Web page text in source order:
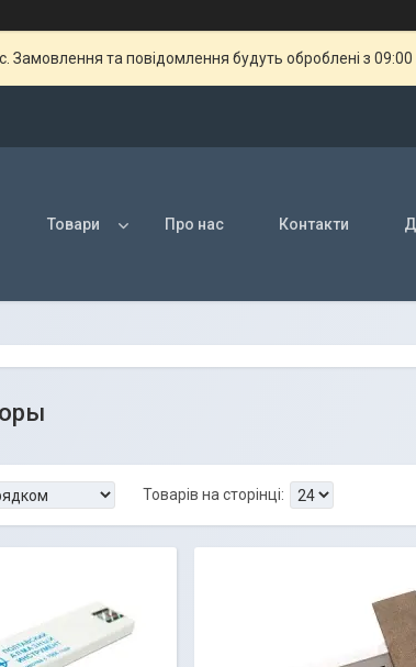
Замовлення та повідомлення будуть оброблені з
Товари Про нас Контакти